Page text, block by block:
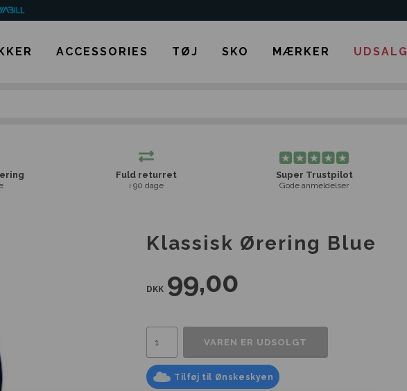
ACCESSORIES TØJ SKO MÆRKER UDSALG
Fuld returret
i 90 dage
Super Trustpilot
Gode anmeldelser
Klassisk Ørering Blue
DKK 99,00
Tilføj til Ønskeskyen